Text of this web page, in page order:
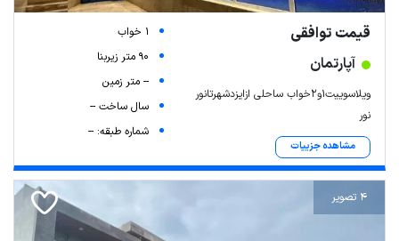
قیمت توافقی
آپارتمان
ویلاسوییت۱و۲خواب ساحلی ازایزدشهرتانور
نور
مشاهده جزییات
1 خواب
90 متر زیربنا
-- متر زمین
سال ساخت --
شماره طبقه: --
4 تصویر